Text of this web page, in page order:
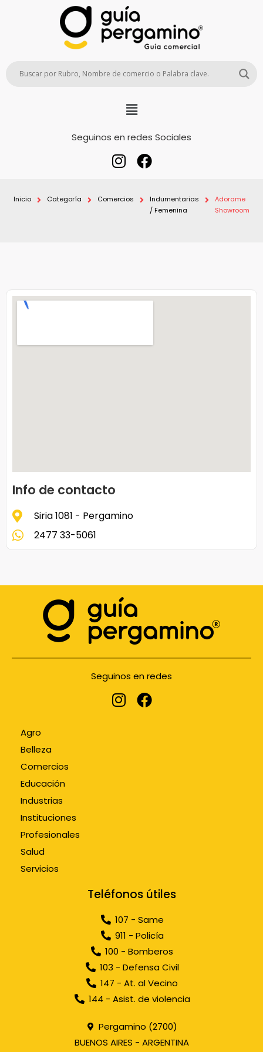
Seguinos en redes Sociales
Inicio Categoría Comercios
Indumentarias
/ Femenina
Adorame
Showroom
Info de contacto
Siria 1081 - Pergamino
2477 33-5061
Seguinos en redes
Agro
Belleza
Comercios
Educación
Industrias
Instituciones
Profesionales
Salud
Servicios
Teléfonos útiles
107 - Same
911 - Policía
100 - Bomberos
103 - Defensa Civil
147 - At. al Vecino
144 - Asist. de violencia
Pergamino (2700)
BUENOS AIRES - ARGENTINA